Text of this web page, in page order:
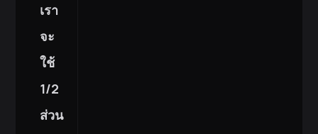
เรา
จะ
ใช้
1/2
ส่วน